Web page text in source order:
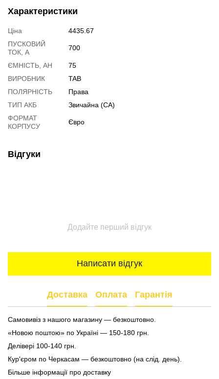
Характеристики
Ціна
4435.67
ПУСКОВИЙ
ТОК, А
700
ЄМНІСТЬ, АН
75
ВИРОБНИК
TAB
ПОЛЯРНІСТЬ
Права
ТИП АКБ
Звичайна (CA)
ФОРМАТ
КОРПУСУ
Євро
Відгуки
Додайте перший відгук
Написати відгук
Доставка Оплата Гарантія
Самовивіз з нашого магазину — безкоштовно.
«Новою поштою» по Україні — 150-180 грн.
Делівері 100-140 грн.
Кур'єром по Черкасам — безкоштовно (на слід. день).
Більше інформації про доставку